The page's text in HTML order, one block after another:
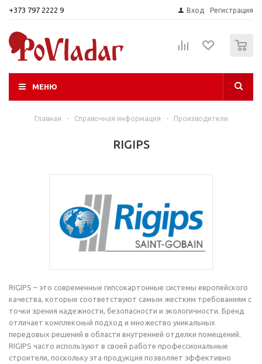
+373 797 2222 9 Вход Регистрация
МЕНЮ
Главная - Справочная информация - Производители
RIGIPS
RIGIPS – это современные гипсокартонные системы европейского
качества, которые соответствуют самым жестким требованиям с
точки зрения надежности, безопасности и экологичности. Бренд
отличает комплексный подход и множество уникальных
передовых решений в области внутренней отделки помещений.
RIGIPS часто используют в своей работе профессиональные
строители, поскольку эта продукция позволяет эффективно